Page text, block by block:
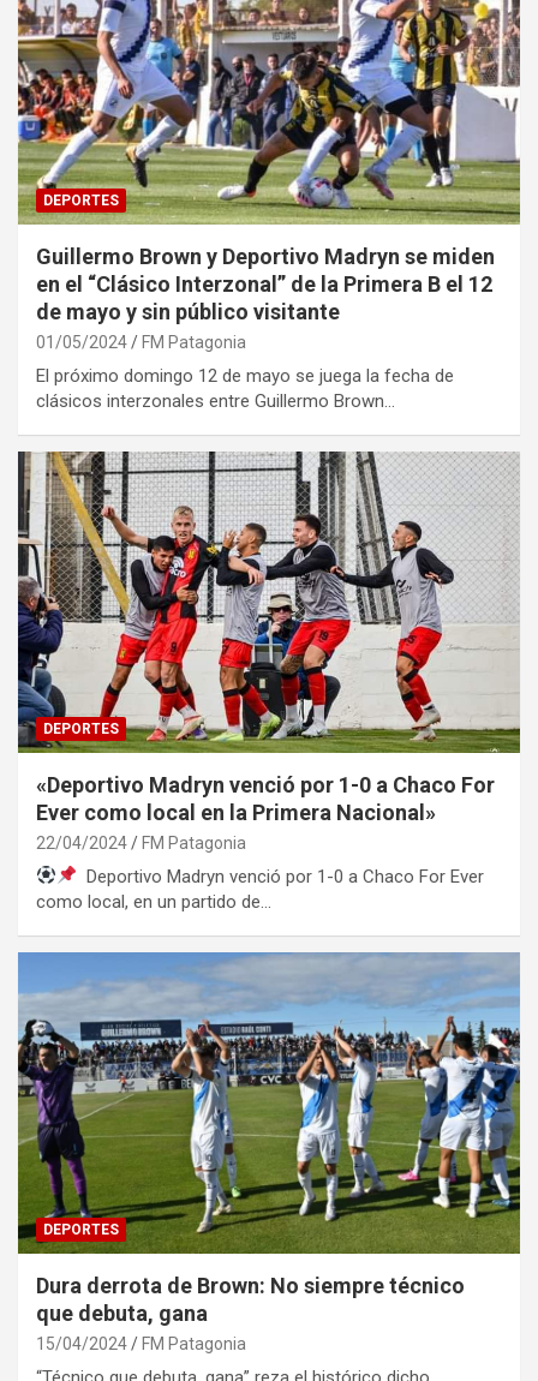
DEPORTES
Guillermo Brown y Deportivo Madryn se miden
en el “Clásico Interzonal” de la Primera B el 12
de mayo y sin público visitante
01/05/2024 FM Patagonia
El próximo domingo 12 de mayo se juega la fecha de
clásicos interzonales entre Guillermo Brown…
DEPORTES
«Deportivo Madryn venció por 1-0 a Chaco For
Ever como local en la Primera Nacional»
22/04/2024 FM Patagonia
Deportivo Madryn venció por 1-0 a Chaco For Ever
como local, en un partido de…
DEPORTES
Dura derrota de Brown: No siempre técnico
que debuta, gana
15/04/2024 FM Patagonia